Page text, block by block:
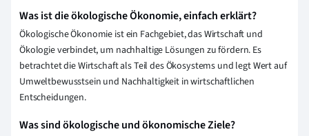
Was ist die ökologische Ökonomie, einfach erklärt?
Ökologische Ökonomie ist ein Fachgebiet, das Wirtschaft und
Ökologie verbindet, um nachhaltige Lösungen zu fördern. Es
betrachtet die Wirtschaft als Teil des Ökosystems und legt Wert auf
Umweltbewusstsein und Nachhaltigkeit in wirtschaftlichen
Entscheidungen.
Was sind ökologische und ökonomische Ziele?